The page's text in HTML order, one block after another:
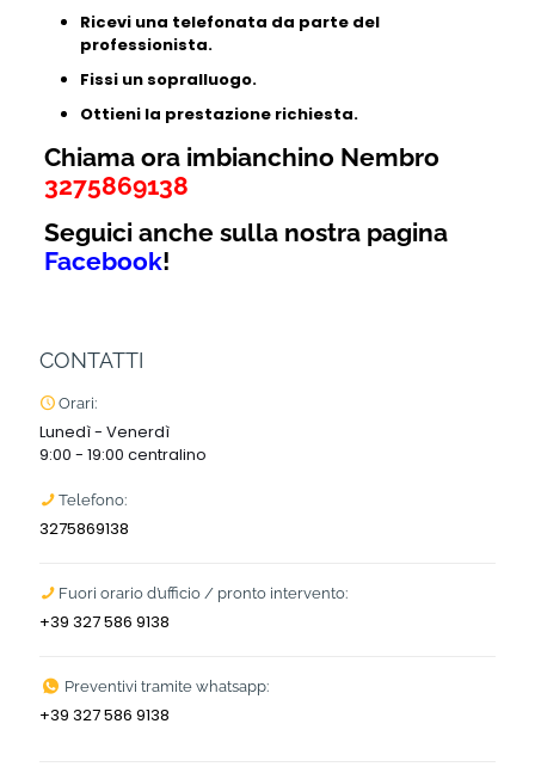
Ricevi una telefonata da parte del
professionista.
Fissi un sopralluogo.
Ottieni la prestazione richiesta.
Chiama ora imbianchino Nembro
3275869138
Seguici anche sulla nostra pagina
Facebook!
CONTATTI
Orari:
Lunedì - Venerdì
9:00 - 19:00 centralino
Telefono:
3275869138
Fuori orario d’ufficio / pronto intervento:
+39 327 586 9138
Preventivi tramite whatsapp:
+39 327 586 9138